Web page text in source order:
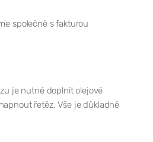
společně s fakturou
je nutné doplnit olejové
řetěz. Vše je důkladně